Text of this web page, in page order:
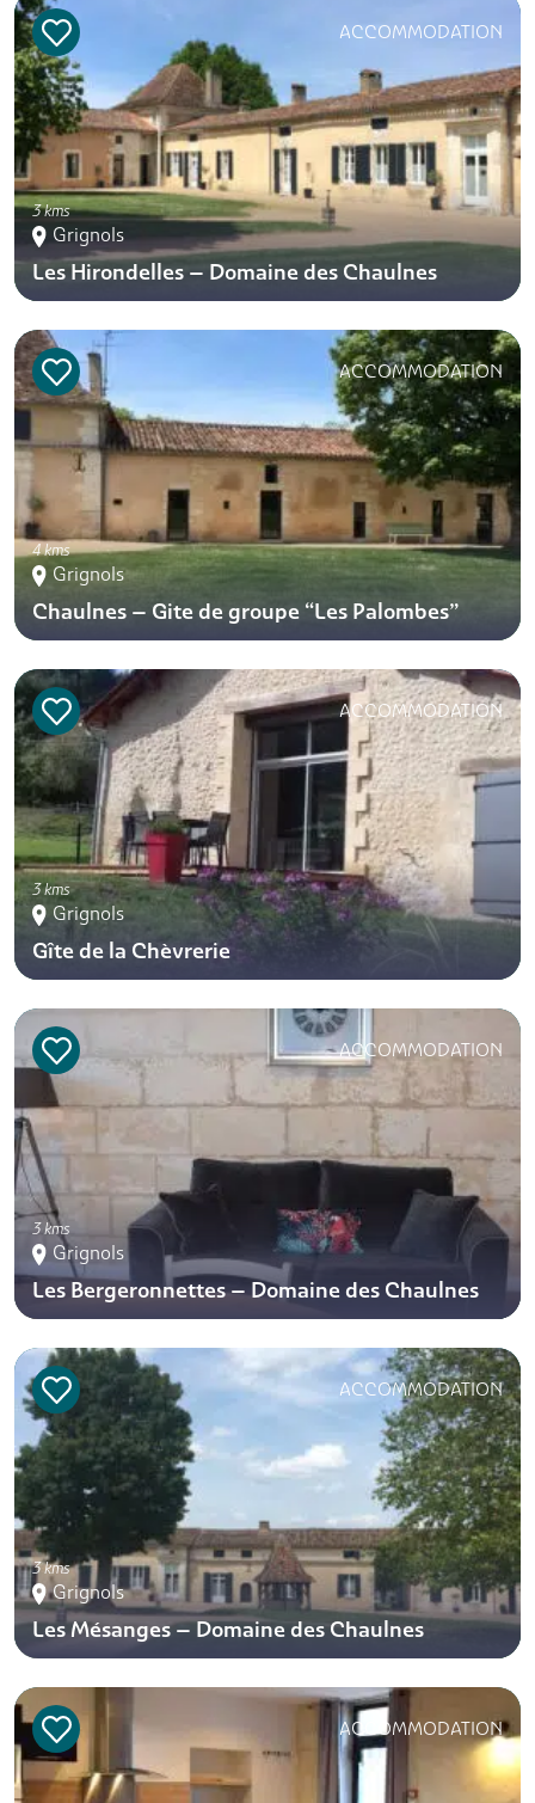
ACCOMMODATION
3 kms
Grignols
Les Hirondelles – Domaine des Chaulnes
ACCOMMODATION
4 kms
Grignols
Chaulnes – Gite de groupe “Les Palombes”
ACCOMMODATION
3 kms
Grignols
Gîte de la Chèvrerie
ACCOMMODATION
3 kms
Grignols
Les Bergeronnettes – Domaine des Chaulnes
ACCOMMODATION
3 kms
Grignols
Les Mésanges – Domaine des Chaulnes
ACCOMMODATION